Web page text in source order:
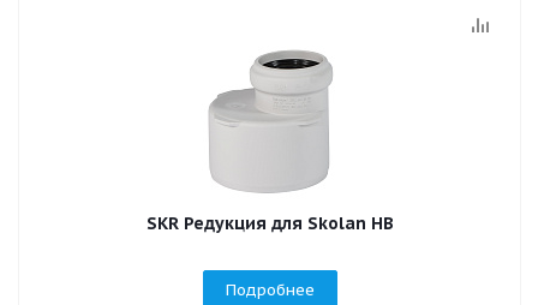
SKR Редукция для Skolan НВ
Подробнее